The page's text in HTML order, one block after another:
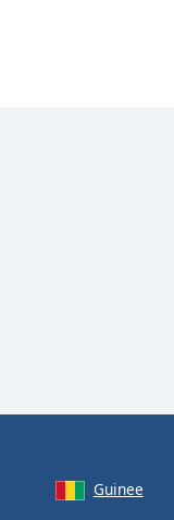
Guinee